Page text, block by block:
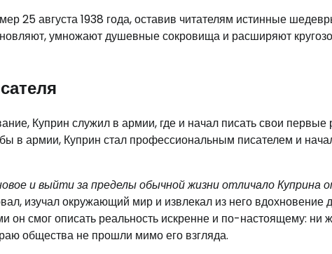
25 августа 1938 года, оставив читателям истинные
умножают душевные сокровища и расширяют
Куприн служил в армии, где и начал писать свои
в армии, Куприн стал профессиональным писателем и
и выйти за пределы обычной жизни отличало Куприна
изучал окружающий мир и извлекал из него вдохновение
смог описать реальность искренне и по-настоящему: ни
общества не прошли мимо его взгляда.